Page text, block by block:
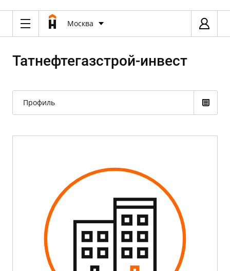
Москва
Татнефтегазстрой-инвест
Профиль